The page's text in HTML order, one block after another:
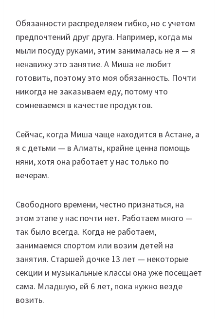
Обязанности распределяем гибко, но с учетом
предпочтений друг друга. Например, когда мы
мыли посуду руками, этим занималась не я — я
ненавижу это занятие. А Миша не любит
готовить, поэтому это моя обязанность. Почти
никогда не заказываем еду, потому что
сомневаемся в качестве продуктов.
Сейчас, когда Миша чаще находится в Астане, а
я с детьми — в Алматы, крайне ценна помощь
няни, хотя она работает у нас только по
вечерам.
Свободного времени, честно признаться, на
этом этапе у нас почти нет. Работаем много —
так было всегда. Когда не работаем,
занимаемся спортом или возим детей на
занятия. Старшей дочке 13 лет — некоторые
секции и музыкальные классы она уже посещает
сама. Младшую, ей 6 лет, пока нужно везде
возить.